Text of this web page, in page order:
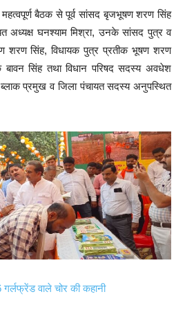
महत्वपूर्ण बैठक से पूर्व सांसद बृजभूषण शरण सिंह
अध्यक्ष घनश्याम मिश्रा, उनके सांसद पुत्र व
शरण सिंह, विधायक पुत्र प्रतीक भूषण शरण
बावन सिंह तथा विधान परिषद सदस्य अवधेश
प्रमुख व जिला पंचायत सदस्य अनुपस्थित
गर्लफ्रेंड वाले चोर की कहानी